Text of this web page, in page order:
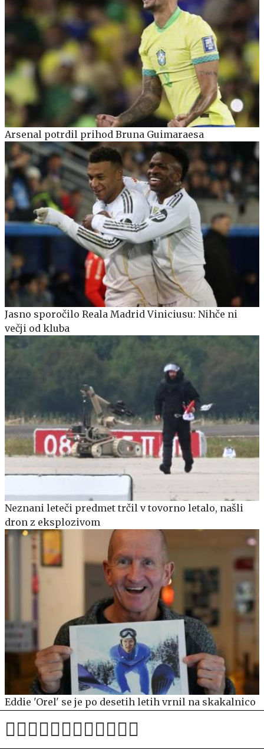
Arsenal potrdil prihod Bruna Guimaraesa
Jasno sporočilo Reala Madrid Viniciusu: Nihče ni
večji od kluba
Neznani leteči predmet trčil v tovorno letalo, našli
dron z eksplozivom
Eddie 'Orel' se je po desetih letih vrnil na skakalnico